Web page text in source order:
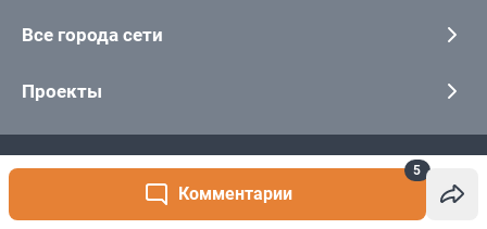
Комментарии
5